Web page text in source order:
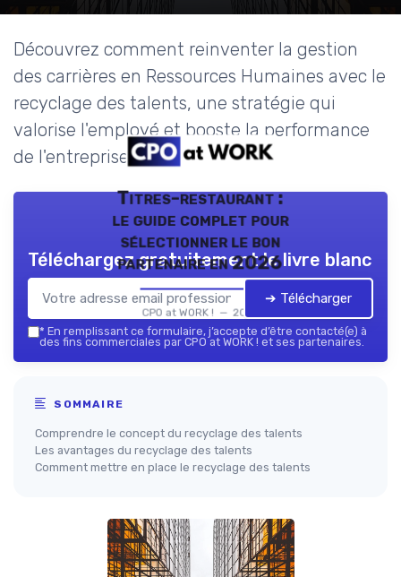
Découvrez comment reinventer la gestion
des carrières en Ressources Humaines avec le
recyclage des talents, une stratégie qui
valorise l'employé et booste la performance
de l'entreprise.
Titres-restaurant :
le guide complet pour
sélectionner le bon
partenaire en 2026
CPO at WORK ! — 2026
Téléchargez gratuitement le livre blanc
➔ Télécharger
* En remplissant ce formulaire, j’accepte d’être contacté(e) à
des fins commerciales par CPO at WORK ! et ses partenaires.
SOMMAIRE
Comprendre le concept du recyclage des talents
Les avantages du recyclage des talents
Comment mettre en place le recyclage des talents